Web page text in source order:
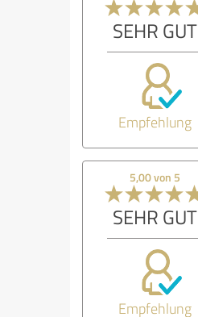
SEHR GUT
Empfehlung
5,00 von 5
SEHR GUT
Empfehlung